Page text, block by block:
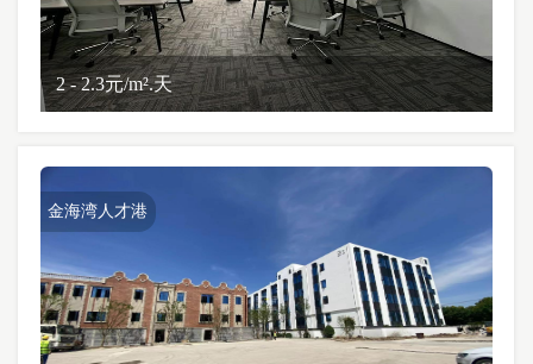
2 - 2.3元/m².天
金海湾人才港